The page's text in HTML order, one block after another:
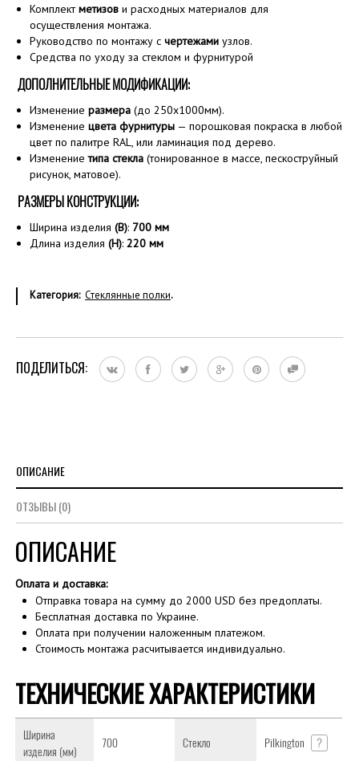
Комплектметизов и расходных материалов для
осуществления монтажа.
Руководство по монтажу с чертежами узлов.
Средства по уходу за стеклом и фурнитурой
ДОПОЛНИТЕЛЬНЫЕ МОДИФИКАЦИИ:
Изменение размера (до 250х1000мм).
Изменение цвета фурнитуры — порошковая покраска в любой
цвет по палитре RAL, или ламинация под дерево.
Изменениетипа стекла (тонированное в массе, пескоструйный
рисунок, матовое).
РАЗМЕРЫ КОНСТРУКЦИИ:
Ширина изделия (B): 700 мм
Длина изделия (H): 220 мм
Категория: Стеклянные полки.
ПОДЕЛИТЬСЯ:
ОПИСАНИЕ
ОТЗЫВЫ (0)
ОПИСАНИЕ
Оплата и доставка:
Отправка товара на сумму до 2000 USD без предоплаты.
Бесплатная доставка по Украине.
Оплата при получении наложенным платежом.
Стоимость монтажа расчитывается индивидуально.
ТЕХНИЧЕСКИЕ ХАРАКТЕРИСТИКИ
Ширина
изделия (мм)
700 Стекло Pilkington ?